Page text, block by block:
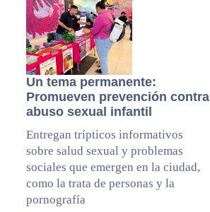
Un tema permanente:
Promueven prevención contra
abuso sexual infantil
Entregan trípticos informativos
sobre salud sexual y problemas
sociales que emergen en la ciudad,
como la trata de personas y la
pornografía